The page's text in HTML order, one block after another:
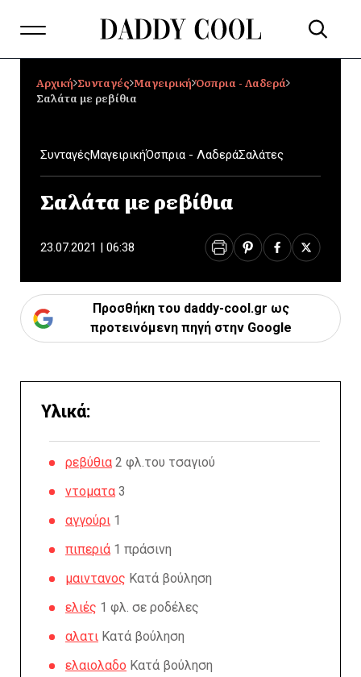
Αρχική Συνταγές Μαγειρική Όσπρια - Λαδερά
Σαλάτα με ρεβίθια
ΣυνταγέςΜαγειρικήΌσπρια - ΛαδεράΣαλάτες
Σαλάτα με ρεβίθια
23.07.2021 | 06:38
Προσθήκη του daddy-cool.gr ως
προτεινόμενη πηγή στην Google
Υλικά:
ρεβύθια 2 φλ.του τσαγιού
ντοματα 3
αγγούρι 1
πιπεριά 1 πράσινη
μαιντανος Κατά βούληση
ελιές 1 φλ. σε ροδέλες
αλατι Κατά βούληση
ελαιολαδο Κατά βούληση